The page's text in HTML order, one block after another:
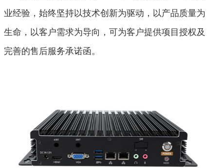
业经验，始终坚持以技术创新为驱动，以产品质量为
生命，以客户需求为导向，可为客户提供项目授权及
完善的售后服务承诺函。